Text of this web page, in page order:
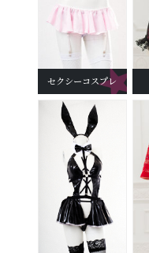
セクシーコスプレ